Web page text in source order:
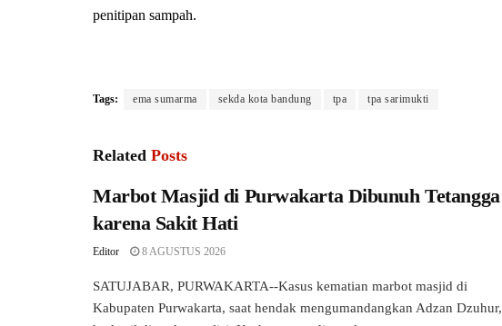
penitipan sampah.
Tags: ema sumarma sekda kota bandung tpa tpa sarimukti
Related Posts
Marbot Masjid di Purwakarta Dibunuh Tetangga
karena Sakit Hati
Editor 8 AGUSTUS 2026
SATUJABAR, PURWAKARTA--Kasus kematian marbot masjid di
Kabupaten Purwakarta, saat hendak mengumandangkan Adzan Dzuhur,